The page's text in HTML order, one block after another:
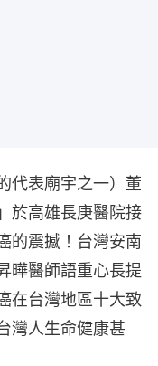
代表廟宇之一）董
於高雄長庚醫院接
的震撼！台灣安南
曄醫師語重心長提
在台灣地區十大致
灣人生命健康甚